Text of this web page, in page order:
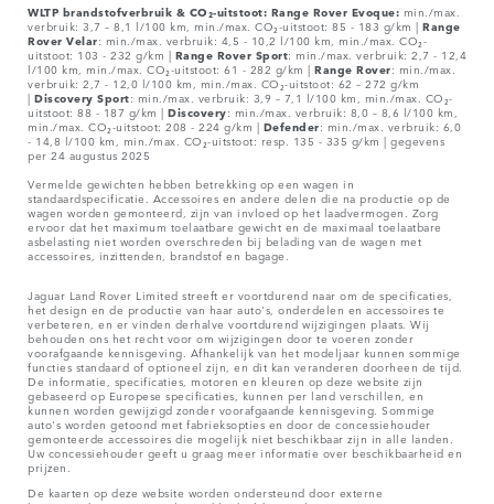
WLTP brandstofverbruik & CO₂-uitstoot: Range Rover Evoque: min./max.
verbruik: 3,7 – 8,1 l/100 km, min./max. CO₂-uitstoot: 85 - 183 g/km | Range
Rover Velar: min./max. verbruik: 4,5 - 10,2 l/100 km, min./max. CO₂-
uitstoot: 103 - 232 g/km | Range Rover Sport: min./max. verbruik: 2,7 - 12,4
l/100 km, min./max. CO₂-uitstoot: 61 - 282 g/km | Range Rover: min./max.
verbruik: 2,7 - 12,0 l/100 km, min./max. CO₂-uitstoot: 62 – 272 g/km
| Discovery Sport: min./max. verbruik: 3,9 – 7,1 l/100 km, min./max. CO₂-
uitstoot: 88 - 187 g/km | Discovery: min./max. verbruik: 8,0 – 8,6 l/100 km,
min./max. CO₂-uitstoot: 208 - 224 g/km | Defender: min./max. verbruik: 6,0
- 14,8 l/100 km, min./max. CO₂-uitstoot: resp. 135 - 335 g/km | gegevens
per 24 augustus 2025
Vermelde gewichten hebben betrekking op een wagen in
standaardspecificatie. Accessoires en andere delen die na productie op de
wagen worden gemonteerd, zijn van invloed op het laadvermogen. Zorg
ervoor dat het maximum toelaatbare gewicht en de maximaal toelaatbare
asbelasting niet worden overschreden bij belading van de wagen met
accessoires, inzittenden, brandstof en bagage.
Jaguar Land Rover Limited streeft er voortdurend naar om de specificaties,
het design en de productie van haar auto's, onderdelen en accessoires te
verbeteren, en er vinden derhalve voortdurend wijzigingen plaats. Wij
behouden ons het recht voor om wijzigingen door te voeren zonder
voorafgaande kennisgeving. Afhankelijk van het modeljaar kunnen sommige
functies standaard of optioneel zijn, en dit kan veranderen doorheen de tijd.
De informatie, specificaties, motoren en kleuren op deze website zijn
gebaseerd op Europese specificaties, kunnen per land verschillen, en
kunnen worden gewijzigd zonder voorafgaande kennisgeving. Sommige
auto's worden getoond met fabrieksopties en door de concessiehouder
gemonteerde accessoires die mogelijk niet beschikbaar zijn in alle landen.
Uw concessiehouder geeft u graag meer informatie over beschikbaarheid en
prijzen.
De kaarten op deze website worden ondersteund door externe